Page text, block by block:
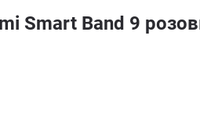
Smart Band 9